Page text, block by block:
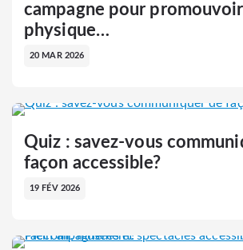
campagne pour
physique…
20 MAR 2026
Quiz : savez-vous
façon accessible?
19 FÉV 2026